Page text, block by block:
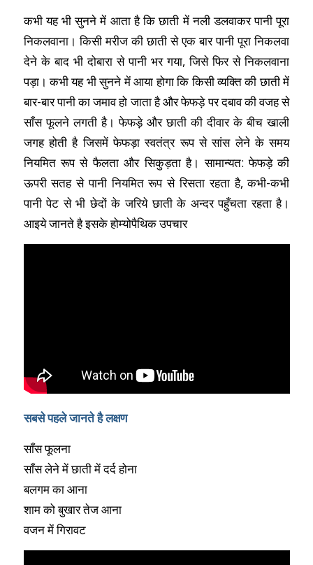
कभी यह भी सुनने में आता है कि छाती में नली डलवाकर पानी पूरा
निकलवाना। किसी मरीज की छाती से एक बार पानी पूरा निकलवा
देने के बाद भी दोबारा से पानी भर गया, जिसे फिर से निकलवाना
पड़ा। कभी यह भी सुनने में आया होगा कि किसी व्यक्ति की छाती में
बार-बार पानी का जमाव हो जाता है और फेफड़े पर दबाव की वजह से
साँस फूलने लगती है। फेफड़े और छाती की दीवार के बीच खाली
जगह होती है जिसमें फेफड़ा स्वतंत्र रूप से सांस लेने के समय
नियमित रूप से फैलता और सिकुड़ता है। सामान्यत: फेफड़े की
ऊपरी सतह से पानी नियमित रूप से रिसता रहता है, कभी-कभी
पानी पेट से भी छेदों के जरिये छाती के अन्दर पहुँचता रहता है।
आइये जानते है इसके होम्योपैथिक उपचार
सबसे पहले जानते है लक्षण
साँस फूलना
साँस लेने में छाती में दर्द होना
बलगम का आना
शाम को बुखार तेज आना
वजन में गिरावट